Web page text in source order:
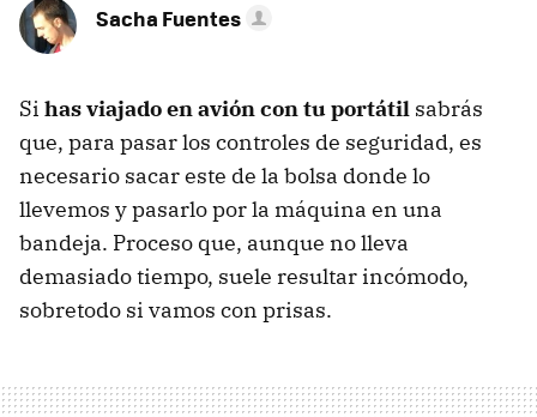
Sacha Fuentes
Si has viajado en avión con tu portátil sabrás
que, para pasar los controles de seguridad, es
necesario sacar este de la bolsa donde lo
llevemos y pasarlo por la máquina en una
bandeja. Proceso que, aunque no lleva
demasiado tiempo, suele resultar incómodo,
sobretodo si vamos con prisas.